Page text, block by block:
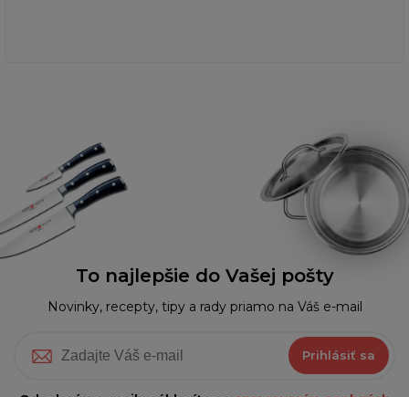
To najlepšie do Vašej pošty
Novinky, recepty, tipy a rady priamo na Váš e-mail
Prihlásiť sa